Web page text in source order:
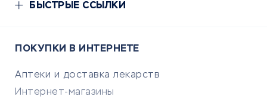
БЫСТРЫЕ ССЫЛКИ
ПОКУПКИ В ИНТЕРНЕТЕ
Аптеки и доставка лекарств
Интернет-магазины